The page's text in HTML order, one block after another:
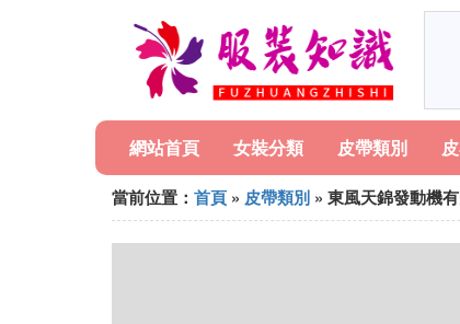
網站首頁 女裝分類 皮帶類別
當前位置： 首頁 » 皮帶類別 » 東風天錦發動機